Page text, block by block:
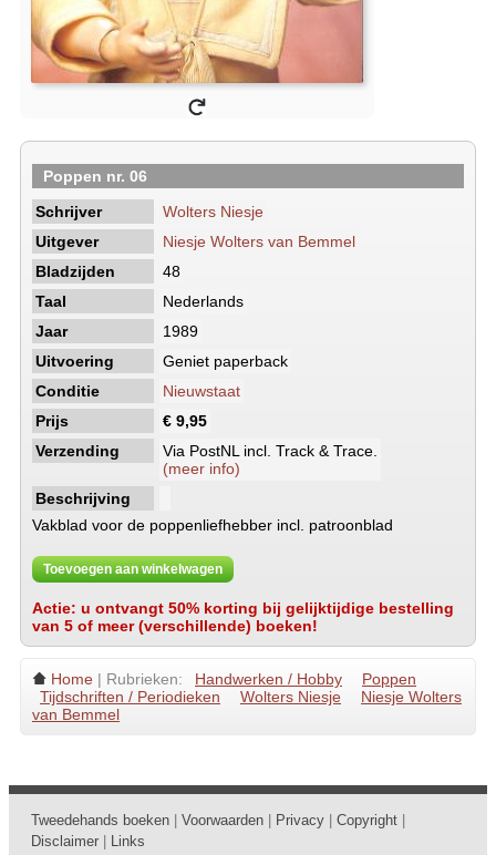
Poppen nr. 06
Schrijver
Wolters Niesje
Uitgever
Niesje Wolters van Bemmel
Bladzijden
48
Taal
Nederlands
Jaar
1989
Uitvoering
Geniet paperback
Conditie
Nieuwstaat
Prijs
€ 9,95
Verzending
Via PostNL incl. Track & Trace.
(meer info)
Beschrijving
Vakblad voor de poppenliefhebber incl. patroonblad
Toevoegen aan winkelwagen
Actie: u ontvangt 50% korting bij gelijktijdige bestelling
van 5 of meer (verschillende) boeken!
Home | Rubrieken: Handwerken / Hobby
Poppen
Tijdschriften / Periodieken
Wolters Niesje
Niesje Wolters
van Bemmel
Tweedehands boeken Voorwaarden Privacy Copyright
Disclaimer
Links